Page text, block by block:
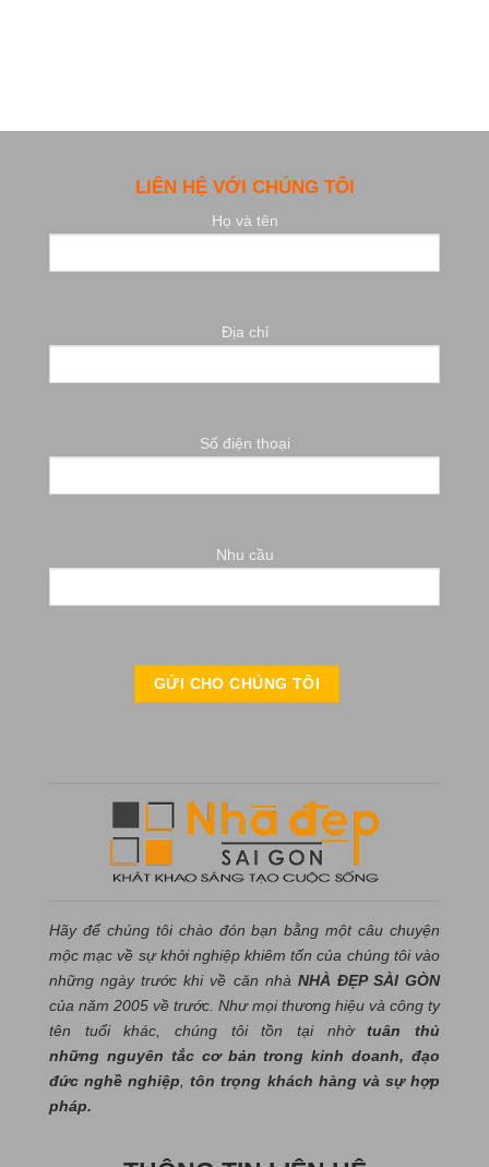
LIÊN HỆ VỚI CHÚNG TÔI
Họ và tên
Địa chỉ
Số điện thoại
Nhu cầu
Hãy để chúng tôi chào đón bạn bằng một câu chuyện
mộc mạc về sự khởi nghiệp khiêm tốn của chúng tôi vào
những ngày trước khi về căn nhà NHÀ ĐẸP SÀI GÒN
của năm 2005 về trước. Như mọi thương hiệu và công ty
tên tuổi khác, chúng tôi tồn tại nhờtuân thủ
những nguyên tắc cơ bản trong kinh doanh, đạo
đức nghề nghiệp ,tôn trọng khách hàng và sự hợp
pháp.